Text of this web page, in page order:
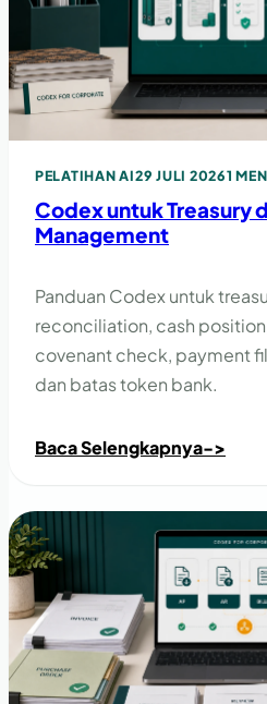
PELATIHAN AI29 JULI 20261
Codex untuk Treasury
Management
Panduan Codex untuk
reconciliation, cash
covenant check, payment
dan batas token bank.
Baca Selengkapnya->